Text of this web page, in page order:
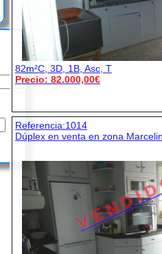
82m²C, 3D, 1B, Asc, T
Precio: 82.000,00€
Referencia:1014
Dúplex en venta en zona
V E N D I